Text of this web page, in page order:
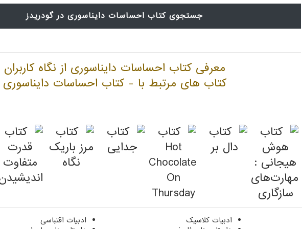
جستجوی کتاب احساسات دایناسوری در گودریدز
معرفی کتاب احساسات دایناسوری از نگاه کاربران
کتاب های مرتبط با - کتاب احساسات دایناسوری
ادبیات کلاسیک
ادبیات اقتباسی